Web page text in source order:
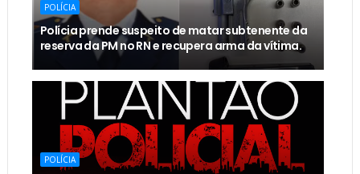
POLÍCIA
Polícia prende suspeito de matar subtenente da
reserva da PM no RN e recupera arma da vítima.
POLÍCIA